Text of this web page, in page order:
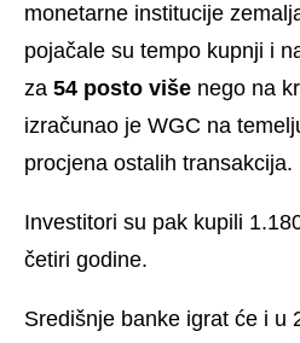
monetarne institucije
pojačale su tempo kupnji i
za 54 posto više nego na
izračunao je WGC na
procjena ostalih transakcija.
Investitori su pak kupili
četiri godine.
Središnje banke igrat će i u